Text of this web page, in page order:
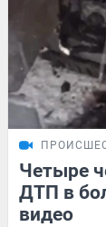
Четыре
ДТП в
видео